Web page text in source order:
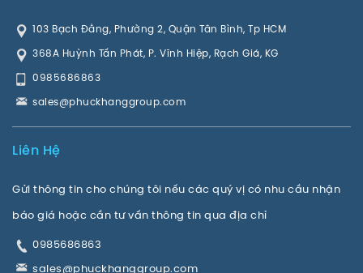
103 Bạch Đằng, Phường 2, Quận Tân Bình, Tp HCM
368A Huỳnh Tấn Phát, P. Vĩnh Hiệp, Rạch Giá, KG
0985686863
sales@phuckhanggroup.com
Liên Hệ
Gửi thông tin cho chúng tôi nếu các quý vị có nhu cầu nhận
báo giá hoặc cần tư vấn thông tin qua địa chỉ
0985686863
sales@phuckhanggroup.com